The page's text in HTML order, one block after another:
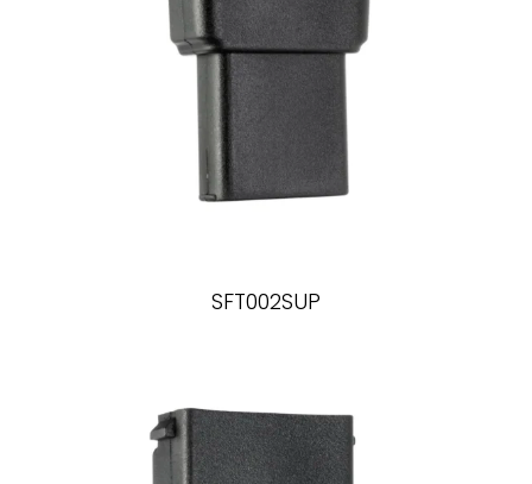
SFT002SUP